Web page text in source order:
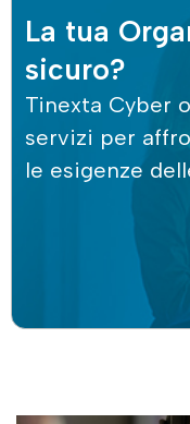
La tua
sicuro?
Tinexta Cyber
servizi per
le esigenze